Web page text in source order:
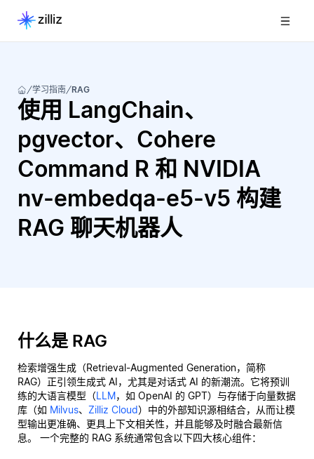
学习指南 RAG
使用 LangChain、
pgvector、Cohere
Command R 和 NVIDIA
nv-embedqa-e5-v5 构建
RAG 聊天机器人
什么是 RAG
检索增强生成（Retrieval-Augmented Generation，简称
RAG）正引领生成式 AI，尤其是对话式 AI 的新潮流。它将预训
练的大语言模型（LLM，如 OpenAI 的 GPT）与存储于向量数据
库（如 Milvus、 Zilliz Cloud）中的外部知识源相结合，从而让模
型输出更准确、更具上下文相关性，并且能够及时融合最新信
息。 一个完整的 RAG 系统通常包含以下四大核心组件：